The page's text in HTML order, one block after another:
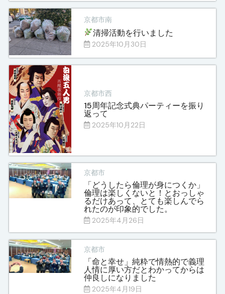
京都市南
清掃活動を行いました
2025年10月30日
京都市西
15周年記念式典パーティーを振り
返って
2025年10月22日
京都市
「どうしたら倫理が身につくか」
倫理は楽しくないと！とおっしゃ
るだけあって、とても楽しんでら
れたのが印象的でした。
2025年4月26日
京都市
「命と幸せ」純粋で情熱的で義理
人情に厚い方だとわかってからは
仲良しになりました
2025年4月19日